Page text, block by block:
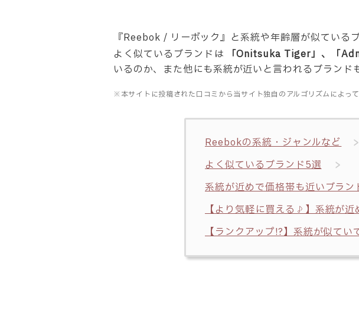
『Reebok / リーボック』と系統や年齢層が似ている
よく似ているブランドは 「Onitsuka Tiger」、「
いるのか、また他にも系統が近いと言われるブラン
※本サイトに投稿された口コミから当サイト独自のアルゴリズムによって
Reebokの系統・ジャンルなど
よく似ているブランド5選
系統が近めで価格帯も近いブラン
【より気軽に買える♪】系統が近
【ランクアップ!?】系統が似てい